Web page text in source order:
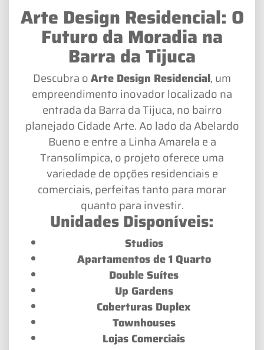
Arte Design Residencial: O
Futuro da Moradia na
Barra da Tijuca
Descubra oArte Design Residencial, um
empreendimento inovador localizado na
entrada da Barra da Tijuca, no bairro
planejado Cidade Arte. Ao lado da Abelardo
Bueno e entre a Linha Amarela e a
Transolímpica, o projeto oferece uma
variedade de opções residenciais e
comerciais, perfeitas tanto para morar
quanto para investir.
Unidades Disponíveis:
Studios
Apartamentos de 1 Quarto
Double Suítes
Up Gardens
Coberturas Duplex
Townhouses
Lojas Comerciais